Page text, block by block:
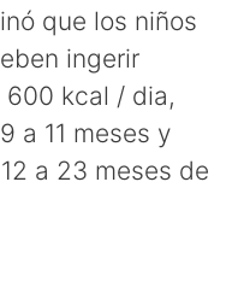
que los niños
ingerir
600 kcal / dia,
a 11 meses y
a 23 meses de